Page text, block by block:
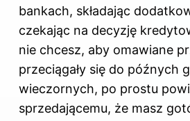
bankach, składając
czekając na decyzję
nie chcesz, aby omawiane
przeciągały się do późnych
wieczornych, po prostu
sprzedającemu, że masz